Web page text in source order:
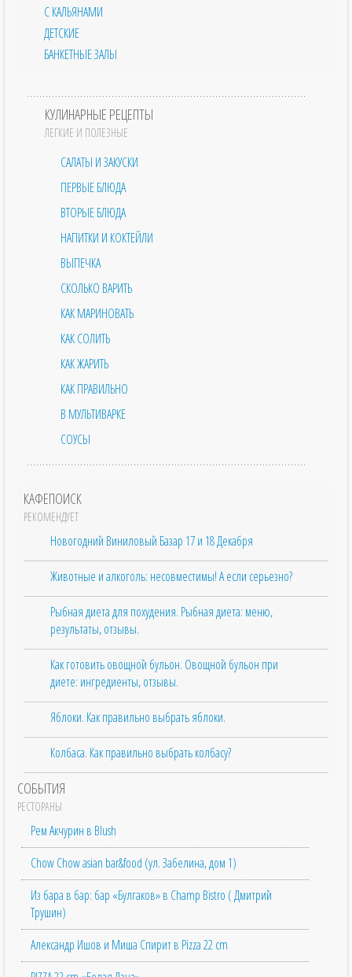
С КАЛЬЯНАМИ
ДЕТСКИЕ
БАНКЕТНЫЕ ЗАЛЫ
КУЛИНАРНЫЕ РЕЦЕПТЫ
ЛЕГКИЕ И ПОЛЕЗНЫЕ
САЛАТЫ И ЗАКУСКИ
ПЕРВЫЕ БЛЮДА
ВТОРЫЕ БЛЮДА
НАПИТКИ И КОКТЕЙЛИ
ВЫПЕЧКА
СКОЛЬКО ВАРИТЬ
КАК МАРИНОВАТЬ
КАК СОЛИТЬ
КАК ЖАРИТЬ
КАК ПРАВИЛЬНО
В МУЛЬТИВАРКЕ
СОУСЫ
КАФЕПОИСК
РЕКОМЕНДУЕТ
Новогодний Виниловый Базар 17 и 18 Декабря
Животные и алкоголь: несовместимы! А если серьезно?
Рыбная диета для похудения. Рыбная диета: меню,
результаты, отзывы.
Как готовить овощной бульон. Овощной бульон при
диете: ингредиенты, отзывы.
Яблоки. Как правильно выбрать яблоки.
Колбаса. Как правильно выбрать колбасу?
СОБЫТИЯ
РЕСТОРАНЫ
Рем Акчурин в Blush
Chow Chow asian bar&food (ул. Забелина, дом 1)
Из бара в бар: бар «Булгаков» в Champ Bistro ( Дмитрий
Трушин)
Александр Ишов и Миша Спирит в Pizza 22 cm